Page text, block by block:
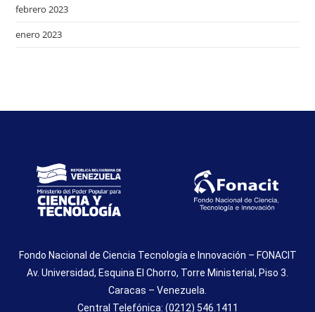
febrero 2023
enero 2023
Fondo Nacional de Ciencia Tecnología e Innovación – FONACIT
Av. Universidad, Esquina El Chorro, Torre Ministerial, Piso 3.
Caracas – Venezuela.
Central Telefónica: (0212) 546.1411